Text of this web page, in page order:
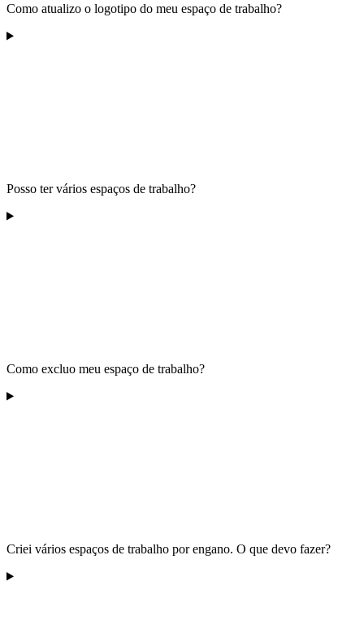
Como atualizo o logotipo do meu espaço de trabalho?
Posso ter vários espaços de trabalho?
Como excluo meu espaço de trabalho?
Criei vários espaços de trabalho por engano. O que devo fazer?